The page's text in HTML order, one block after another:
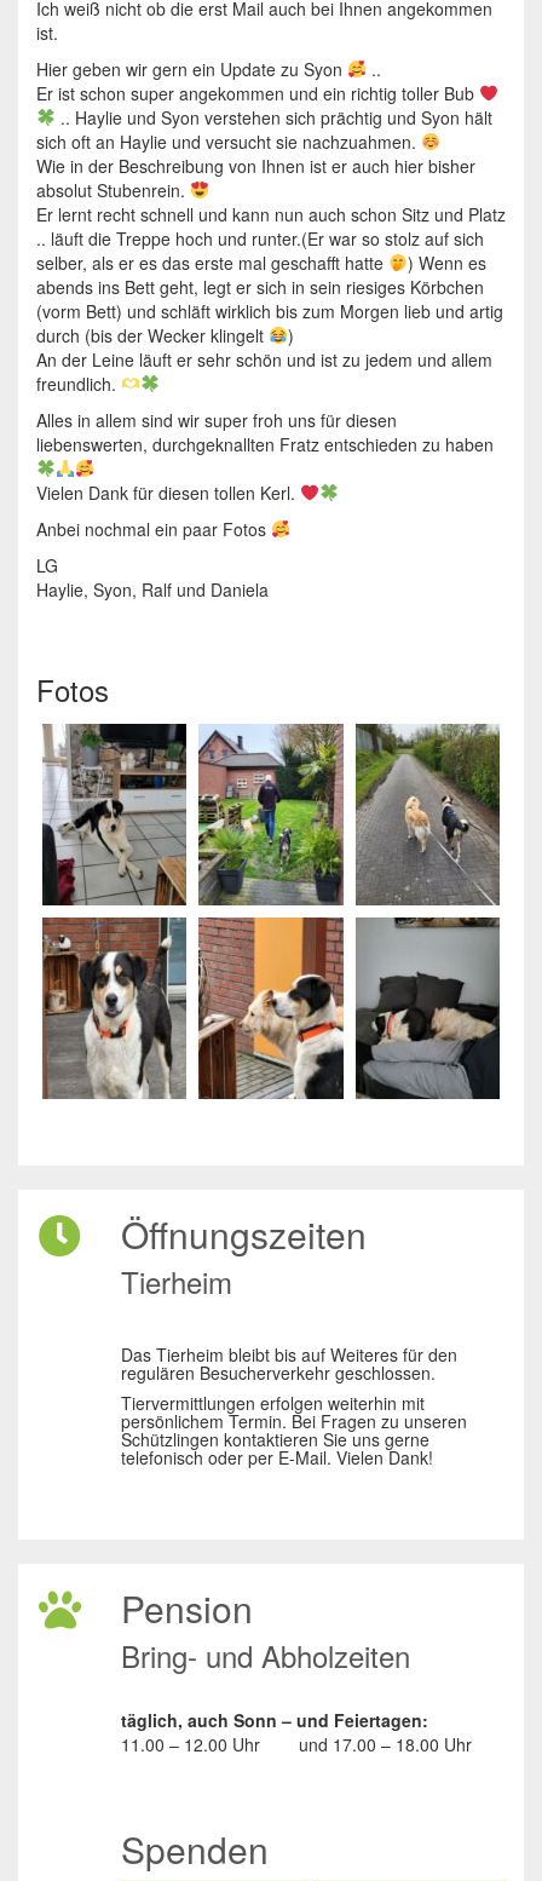
Ich weiß nicht ob die erst Mail auch bei Ihnen angekommen
ist.
Hier geben wir gern ein Update zu Syon
..
Er ist schon super angekommen und ein richtig toller Bub
.. Haylie und Syon verstehen sich prächtig und Syon hält
sich oft an Haylie und versucht sie nachzuahmen.
Wie in der Beschreibung von Ihnen ist er auch hier bisher
absolut Stubenrein.
Er lernt recht schnell und kann nun auch schon Sitz und Platz
.. läuft die Treppe hoch und runter.(Er war so stolz auf sich
selber, als er es das erste mal geschafft hatte
) Wenn es
abends ins Bett geht, legt er sich in sein riesiges Körbchen
(vorm Bett) und schläft wirklich bis zum Morgen lieb und artig
durch (bis der Wecker klingelt
)
An der Leine läuft er sehr schön und ist zu jedem und allem
freundlich.
Alles in allem sind wir super froh uns für diesen
liebenswerten, durchgeknallten Fratz entschieden zu haben
Vielen Dank für diesen tollen Kerl.
Anbei nochmal ein paar Fotos
LG
Haylie, Syon, Ralf und Daniela
Fotos
Öffnungszeiten
Tierheim
Das Tierheim bleibt bis auf Weiteres für den
regulären Besucherverkehr geschlossen.
Tiervermittlungen erfolgen weiterhin mit
persönlichem Termin. Bei Fragen zu unseren
Schützlingen kontaktieren Sie uns gerne
telefonisch oder per E-Mail. Vielen Dank!
Pension
Bring- und Abholzeiten
täglich, auch Sonn – und Feiertagen:
11.00 – 12.00 Uhr
und 17.00 – 18.00 Uhr
Spenden